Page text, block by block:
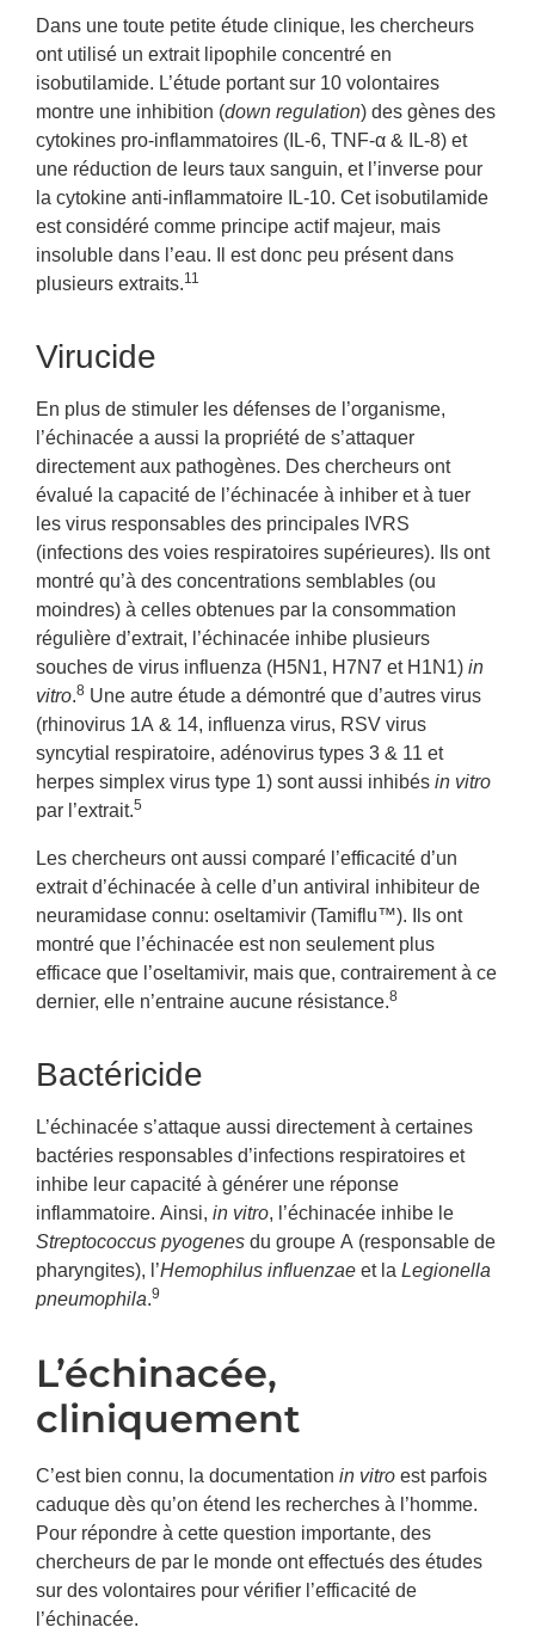
Dans une toute petite étude clinique, les chercheurs
ont utilisé un extrait lipophile concentré en
isobutilamide. L’étude portant sur 10 volontaires
montre une inhibition (down regulation) des gènes des
cytokines pro-inflammatoires (IL-6, TNF-α & IL-8) et
une réduction de leurs taux sanguin, et l’inverse pour
la cytokine anti-inflammatoire IL-10. Cet isobutilamide
est considéré comme principe actif majeur, mais
insoluble dans l’eau. Il est donc peu présent dans
plusieurs extraits.11
Virucide
En plus de stimuler les défenses de l’organisme,
l’échinacée a aussi la propriété de s’attaquer
directement aux pathogènes. Des chercheurs ont
évalué la capacité de l’échinacée à inhiber et à tuer
les virus responsables des principales IVRS
(infections des voies respiratoires supérieures). Ils ont
montré qu’à des concentrations semblables (ou
moindres) à celles obtenues par la consommation
régulière d’extrait, l’échinacée inhibe plusieurs
souches de virus influenza (H5N1, H7N7 et H1N1)in
vitro.8 Une autre étude a démontré que d’autres virus
(rhinovirus 1A & 14, influenza virus, RSV virus
syncytial respiratoire, adénovirus types 3 & 11 et
herpes simplex virus type 1) sont aussi inhibésin vitro
par l’extrait.5
Les chercheurs ont aussi comparé l’efficacité d’un
extrait d’échinacée à celle d’un antiviral inhibiteur de
neuramidase connu: oseltamivir (Tamiflu™). Ils ont
montré que l’échinacée est non seulement plus
efficace que l’oseltamivir, mais que, contrairement à ce
dernier, elle n’entraine aucune résistance.8
Bactéricide
L’échinacée s’attaque aussi directement à certaines
bactéries responsables d’infections respiratoires et
inhibe leur capacité à générer une réponse
inflammatoire. Ainsi, in vitro, l’échinacée inhibe le
Streptococcus pyogenesdu groupe A (responsable de
pharyngites), l’Hemophilus influenzaeet laLegionella
pneumophila.9
L’échinacée,
cliniquement
C’est bien connu, la documentation in vitroest parfois
caduque dès qu’on étend les recherches à l’homme.
Pour répondre à cette question importante, des
chercheurs de par le monde ont effectués des études
sur des volontaires pour vérifier l’efficacité de
l’échinacée.